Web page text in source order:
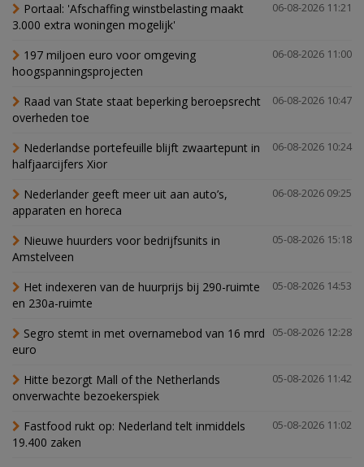
06-08-2026 11:21
Portaal: 'Afschaffing winstbelasting maakt
3.000 extra woningen mogelijk'
06-08-2026 11:00
197 miljoen euro voor omgeving
hoogspanningsprojecten
06-08-2026 10:47
Raad van State staat beperking beroepsrecht
overheden toe
06-08-2026 10:24
Nederlandse portefeuille blijft zwaartepunt in
halfjaarcijfers Xior
06-08-2026 09:25
Nederlander geeft meer uit aan auto’s,
apparaten en horeca
05-08-2026 15:18
Nieuwe huurders voor bedrijfsunits in
Amstelveen
05-08-2026 14:53
Het indexeren van de huurprijs bij 290-ruimte
en 230a-ruimte
05-08-2026 12:28
Segro stemt in met overnamebod van 16 mrd
euro
05-08-2026 11:42
Hitte bezorgt Mall of the Netherlands
onverwachte bezoekerspiek
05-08-2026 11:02
Fastfood rukt op: Nederland telt inmiddels
19.400 zaken